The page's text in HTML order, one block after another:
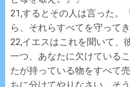
21,するとその人は言った。
ら、それらすべてを守ってき
22,イエスはこれを聞いて、
一つ、あなたに欠けている
たが持っている物をすべて
ちに分けてやりなさい。そ